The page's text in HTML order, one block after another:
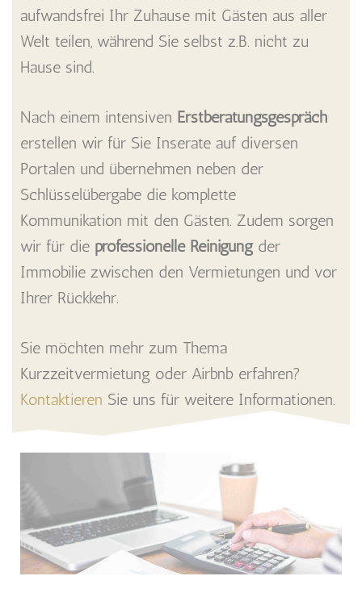
aufwandsfrei Ihr Zuhause mit Gästen aus aller
Welt teilen, während Sie selbst z.B. nicht zu
Hause sind.
Nach einem intensiven Erstberatungsgespräch
erstellen wir für Sie Inserate auf diversen
Portalen und übernehmen neben der
Schlüsselübergabe die komplette
Kommunikation mit den Gästen. Zudem sorgen
wir für die professionelle Reinigungder
Immobilie zwischen den Vermietungen und vor
Ihrer Rückkehr.
Sie möchten mehr zum Thema
Kurzzeitvermietung oder Airbnb erfahren?
Kontaktieren Sie uns für weitere Informationen.